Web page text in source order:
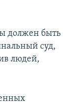
должен быть
суд,
людей,